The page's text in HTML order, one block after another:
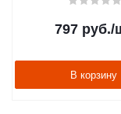
797руб./
В корзину